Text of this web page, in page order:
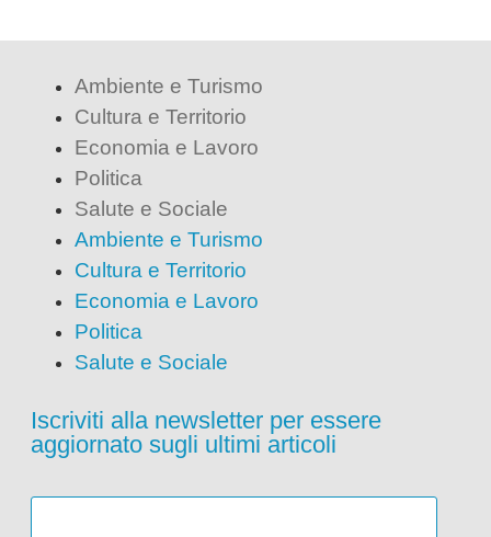
Ambiente e Turismo
Cultura e Territorio
Economia e Lavoro
Politica
Salute e Sociale
Ambiente e Turismo
Cultura e Territorio
Economia e Lavoro
Politica
Salute e Sociale
Iscriviti alla newsletter per essere
aggiornato sugli ultimi articoli